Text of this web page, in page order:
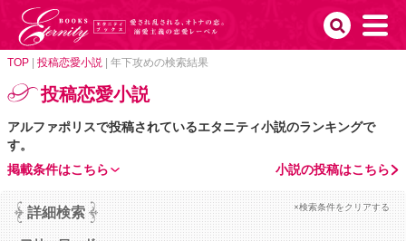
TOP 投稿恋愛小説 年下攻めの検索結果
投稿恋愛小説
アルファポリスで投稿されているエタニティ小説のランキングで
す。
小説の投稿はこちら
掲載条件はこちら
詳細検索 ×検索条件をクリアする